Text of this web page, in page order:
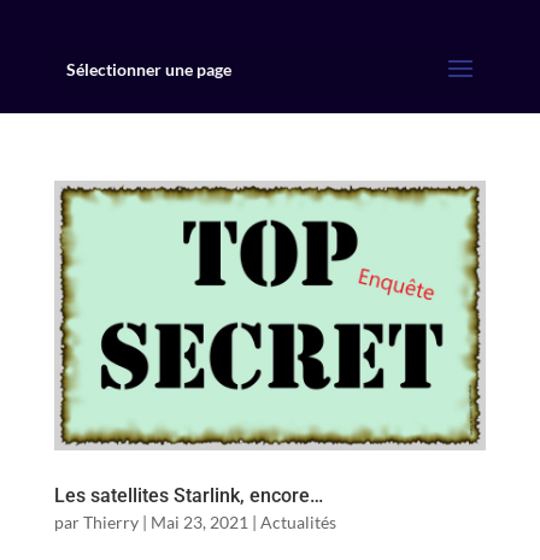
Sélectionner une page
Les satellites Starlink, encore…
parThierry| Mai 23, 2021 | Actualités